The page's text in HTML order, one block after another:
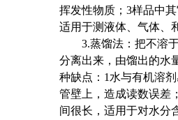
挥发性物质；3样品中
适用于测液体、气体、
3.蒸馏法：把不溶
分离出来，由馏出的水
种缺点：1水与有机溶
管壁上，造成读数误差
间很长，适用于对水分